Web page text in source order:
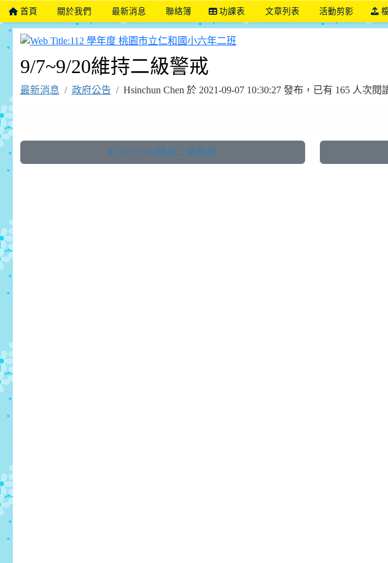
首頁 關於我們 最新消息 聯絡簿 功課表 文章列表 活動剪影
112 學年度 桃園市立仁和國小六年
9/7~9/20維持二級警戒
最新消息 政府公告 Hsinchun Chen 於 2021-09-07 10:30:27 發布，已有 165 人次閱
9/21~10/4維持二級警戒